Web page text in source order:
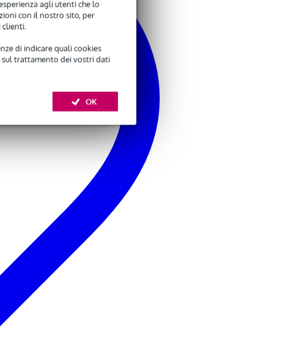
agli utenti che lo
con il nostro sito, per
di indicare quali cookies
sul trattamento dei vostri dati
OK